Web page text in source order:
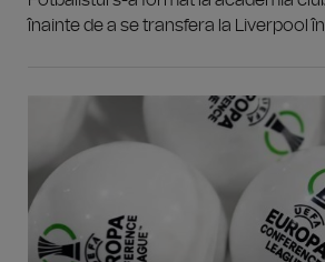
înainte de a se transfera la Liverpool în